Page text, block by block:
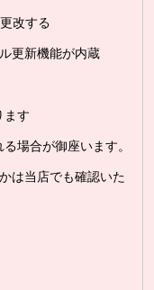
改する
更新機能が内蔵
ます
場合が御座います。
は当店でも確認いた